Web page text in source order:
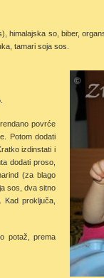
himalajska so, biber,
tamari soja sos.
povrće
Potom dodati
izdinstati i
dodati proso,
(za blago
sos, dva sitno
proključa,
potaž, prema